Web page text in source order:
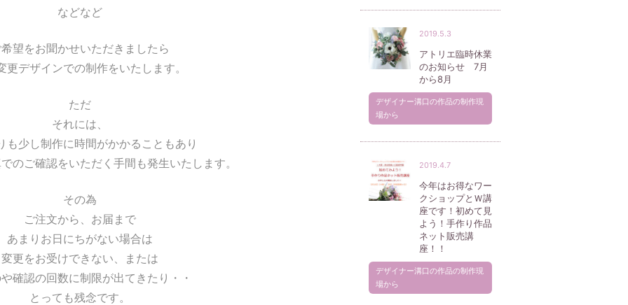
などなど
望をお聞かせいただきましたら
更デザインでの制作をいたします。
ただ
それには、
も少し制作に時間がかかることもあり
のご確認をいただく手間も発生いたします。
その為
ご注文から、お届まで
あまりお日にちがない場合は
変更をお受けできない、または
確認の回数に制限が出てきたり・・
とっても残念です。
2019.5.3
アトリエ臨時休業
のお知らせ 7月
から8月
デザイナー溝口の作品の制作現
場から
2019.4.7
今年はお得なワー
クショップとＷ講
座です！初めて見
よう！手作り作品
ネット販売講
座！！
デザイナー溝口の作品の制作現
場から